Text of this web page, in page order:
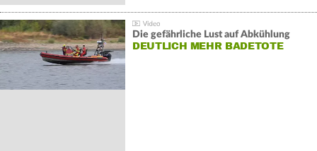
Die gefährliche Lust auf Abkühlung
DEUTLICH MEHR BADETOTE